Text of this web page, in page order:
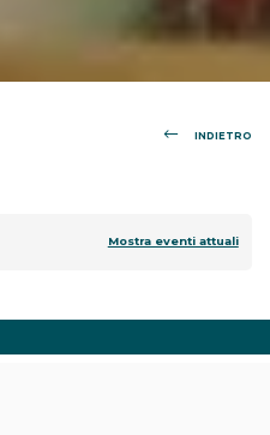
INDIETRO
Mostra eventi attuali